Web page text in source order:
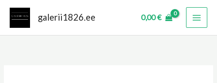
Skip
content
galerii1826.ee 0,00€